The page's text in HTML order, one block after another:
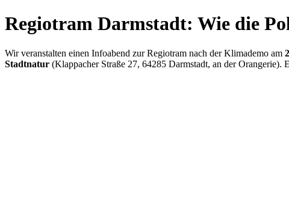
Regiotram Darmstadt: Wie die
Wir veranstalten einen Infoabend zur Regiotram nach der Klimademo am
Stadtnatur (Klappacher Straße 27, 64285 Darmstadt, an der Orangerie).